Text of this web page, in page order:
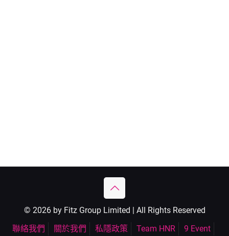
© 2026 by Fitz Group Limited | All Rights Reserved
聯絡我們
關於我們 私隱政策 Team HNR 9 Event